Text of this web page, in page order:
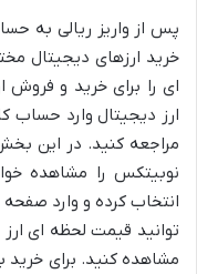
پس از واریز ریالی به
خرید ارزهای دیجیتال
ای را برای خرید و فروش
ارز دیجیتال وارد
مراجعه کنید. در این
نوبیتکس را مشاهده
انتخاب کرده و وارد
توانید قیمت لحظه ای
مشاهده کنید. برای